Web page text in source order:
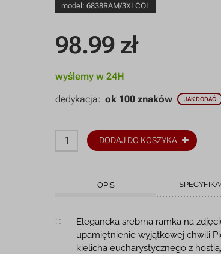
model:6838RAM/3XLCOL
98.99 zł
wyślemy w 24H
dedykacja:ok 100 znaków JAK DODAĆ
DODAJ DO KOSZYKA
OPIS
Opis produktu
Elegancka srebrna ramka na
upamiętnienie wyjątkowej chwili
kielicha eucharystycznego z